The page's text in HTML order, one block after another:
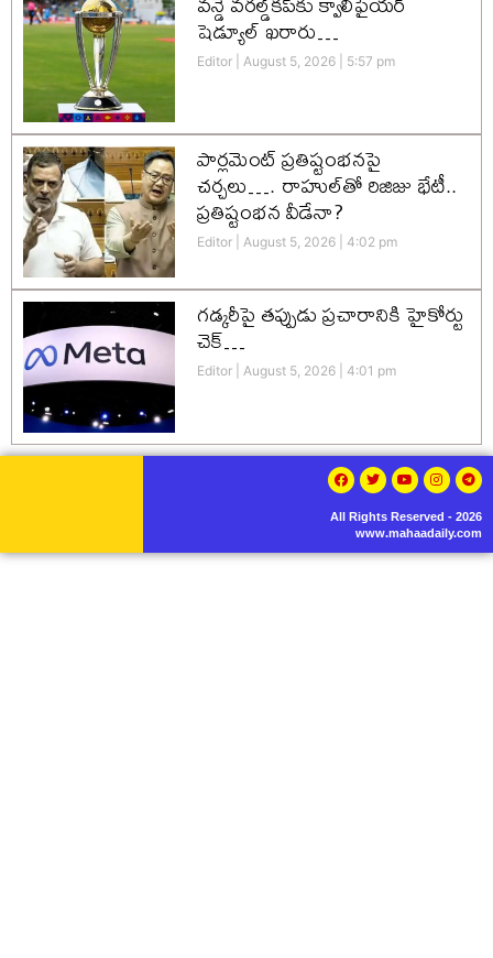
షెడ్యూల్ ఖరారు…
Editor August 5, 2026 5:57 pm
పార్లమెంట్ ప్రతిష్టంభనపై
చర్చలు…. రాహుల్‌తో రిజిజు భేటీ..
ప్రతిష్టంభన వీడేనా?
Editor August 5, 2026 4:02 pm
గడ్కరీపై తప్పుడు ప్రచారానికి హైకోర్టు
చెక్…
Editor August 5, 2026 4:01 pm
All Rights Reserved - 2026
www.mahaadaily.com